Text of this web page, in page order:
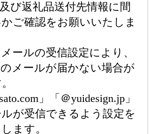
び返礼品送付先情報に間
ご確認をお願いいたしま
ールの受信設定により、
メールが届かない場合が
」「＠yuidesign.jp」
が受信できるよう設定を
ます。